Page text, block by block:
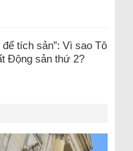
tích sản”: Vì sao Tô
Động sản thứ 2?